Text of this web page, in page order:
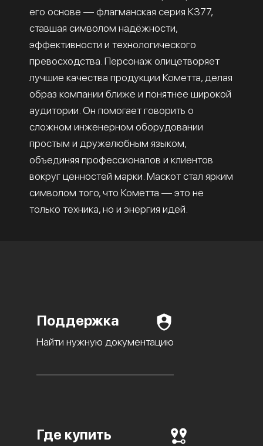
его основе — флагманская серия К377,
ставшая символом надёжности,
эффективности и технологического
превосходства. Персонаж олицетворяет
лучшие качества продукции Кометта, делая
образ компании ближе и понятнее широкой
аудитории. Он помогает говорить о
сложном инженерном оборудовании
простым и дружелюбным языком,
объединяя профессионалов и клиентов
вокруг ценностей марки. Маскот стал ярким
символом того, что Кометта — это не
только техника, но и энергия идей.
Поддержка
Найти нужную документацию
Где купить